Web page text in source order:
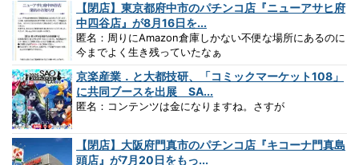
【閉店】東京都府中市のパチンコ店『ニューアサヒ府
中四谷店』が8月16日を...
匿名：周りにAmazon倉庫しかない不便な場所にあるのに
今までよく生き残っていたなぁ
京楽産業．と大都技研、「コミックマーケット108」
に共同ブースを出展 SA...
匿名：コンテンツは金になりますね。さすが
【閉店】大阪府門真市のパチンコ店『キコーナ門真島
頭店』が7月20日をもっ...